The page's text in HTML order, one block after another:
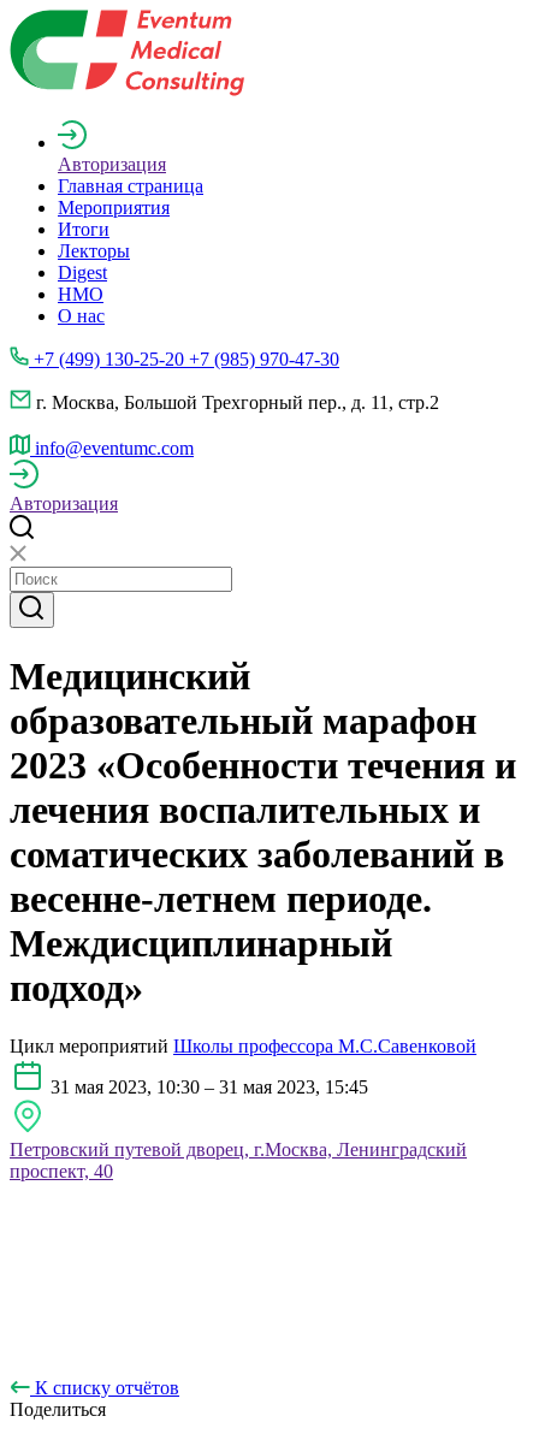
Авторизация
Главная страница
Мероприятия
Итоги
Лекторы
Digest
НМО
О нас
+7 (499) 130-25-20 +7 (985) 970-47-30
г. Москва, Большой Трехгорный пер., д. 11, стр.2
info@eventumc.com
Авторизация
Медицинский
образовательный марафон
2023 «Особенности течения и
лечения воспалительных и
соматических заболеваний в
весенне-летнем периоде.
Междисциплинарный
подход»
Цикл мероприятий Школы профессора М.С.Савенковой
31 мая 2023, 10:30 – 31 мая 2023, 15:45
Петровский путевой дворец, г.Москва, Ленинградский
проспект, 40
К списку отчётов
Поделиться